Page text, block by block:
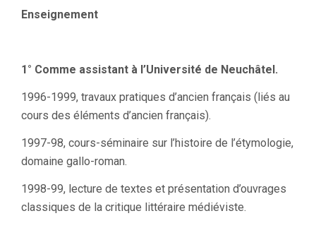
Enseignement
1° Comme assistant à l’Université de Neuchâtel.
1996-1999, travaux pratiques d’ancien français (liés au
cours des éléments d’ancien français).
1997-98, cours-séminaire sur l’histoire de l’étymologie,
domaine gallo-roman.
1998-99, lecture de textes et présentation d’ouvrages
classiques de la critique littéraire médiéviste.